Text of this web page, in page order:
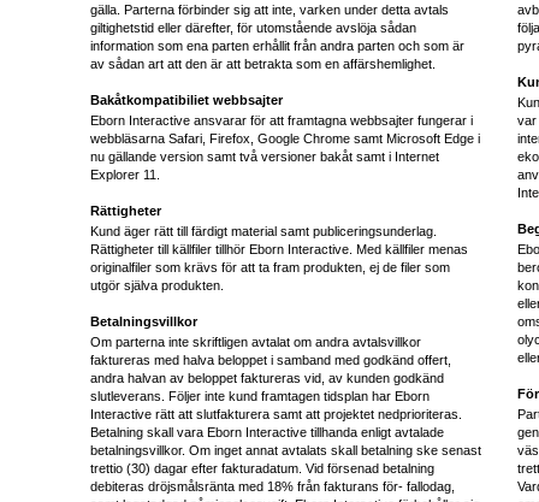
gälla. Parterna förbinder sig att inte, varken under detta avtals
giltighetstid eller därefter, för utomstående avslöja sådan
information som ena parten erhållit från andra parten och som är
av sådan art att den är att betrakta som en affärshemlighet.
Bakåtkompatibiliet webbsajter
Eborn Interactive ansvarar för att framtagna webbsajter fungerar i
webbläsarna Safari, Firefox, Google Chrome samt Microsoft Edge i
nu gällande version samt två versioner bakåt samt i Internet
Explorer 11.
Rättigheter
Kund äger rätt till färdigt material samt publiceringsunderlag.
Rättigheter till källfiler tillhör Eborn Interactive. Med källfiler menas
originalfiler som krävs för att ta fram produkten, ej de filer som
utgör själva produkten.
Betalningsvillkor
Om parterna inte skriftligen avtalat om andra avtalsvillkor
faktureras med halva beloppet i samband med godkänd offert,
andra halvan av beloppet faktureras vid, av kunden godkänd
slutleverans. Följer inte kund framtagen tidsplan har Eborn
Interactive rätt att slutfakturera samt att projektet nedprioriteras.
Betalning skall vara Eborn Interactive tillhanda enligt avtalade
betalningsvillkor. Om inget annat avtalats skall betalning ske senast
trettio (30) dagar efter fakturadatum. Vid försenad betalning
debiteras dröjsmålsränta med 18% från fakturans för- fallodag,
var